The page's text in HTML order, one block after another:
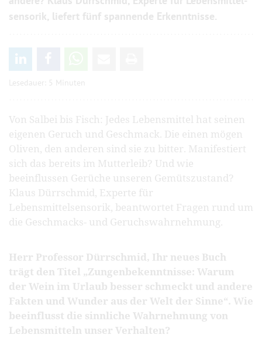
sensorik, liefert fünf spannende Erkennt­nisse.
Lesedauer: 5 Minuten
Von Salbei bis Fisch: Jedes Lebensmittel hat seinen
eigenen Geruch und Geschmack. Die einen mögen
Oliven, den anderen sind sie zu bitter. Manifestiert
sich das bereits im Mutterleib? Und wie
beeinflussen Gerüche unseren Gemütszustand?
Klaus Dürrschmid, Experte für
Lebensmittelsensorik, beantwortet Fragen rund um
die Geschmacks- und Geruchswahrnehmung.
Herr Professor Dürrschmid, Ihr neues Buch
trägt den Titel „Zungenbekenntnisse: Warum
der Wein im Urlaub besser schmeckt und andere
Fakten und Wunder aus der Welt der Sinne“. Wie
beeinflusst die sinnliche Wahrnehmung von
Lebensmitteln unser Verhalten?